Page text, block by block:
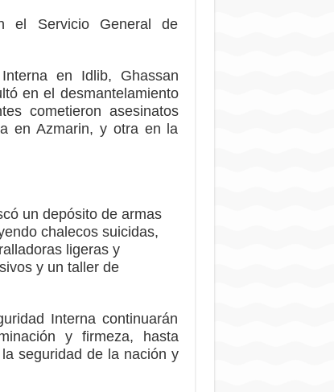
el Servicio General de
en Idlib, Ghassan
en el desmantelamiento
cometieron asesinatos
en Azmarin, y otra en la
un depósito de armas
chalecos suicidas,
ligeras y
y un taller de
Interna continuarán
y firmeza, hasta
seguridad de la nación y